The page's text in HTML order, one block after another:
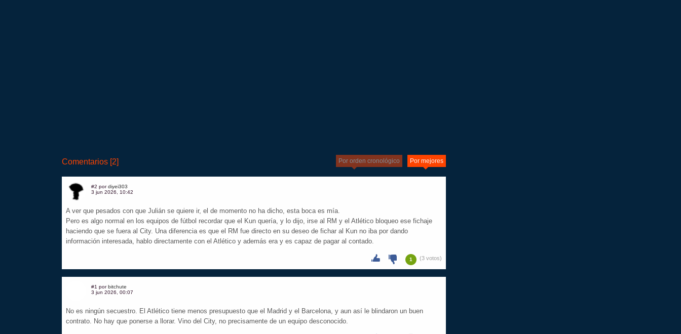
Comentarios [2] Por mejores
Por orden cronológico
#2 pordiyei303
3 jun 2026, 10:42
A ver que pesados con que Julián se quiere ir, el de momento no ha dicho, esta boca es mía.
Pero es algo normal en los equipos de fútbol recordar que el Kun quería, y lo dijo, irse al RM y el Atlético bloqueo ese fichaje
haciendo que se fuera al City. Una diferencia es que el RM fue directo en su deseo de fichar al Kun no iba por dando
información interesada, hablo directamente con el Atlético y además era y es capaz de pagar al contado.
1 (3 votos)
#1 porbitchute
3 jun 2026, 00:07
No es ningún secuestro. El Atlético tiene menos presupuesto que el Madrid y el Barcelona, y aun así le blindaron un buen
contrato. No hay que ponerse a llorar. Vino del City, no precisamente de un equipo desconocido.